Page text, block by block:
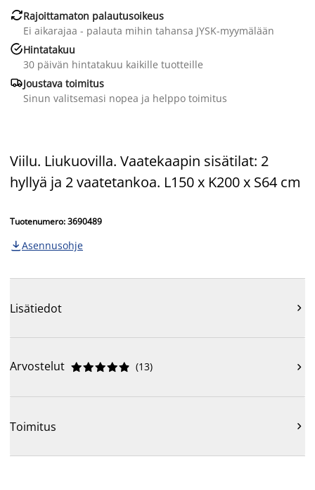
Rajoittamaton palautusoikeus
Ei aikarajaa - palauta mihin tahansa JYSK-myymälään
Hintatakuu
30 päivän hintatakuu kaikille tuotteille
Joustava toimitus
Sinun valitsemasi nopea ja helppo toimitus
Viilu. Liukuovilla. Vaatekaapin sisätilat: 2
hyllyä ja 2 vaatetankoa. L150 x K200 x S64 cm
Tuotenumero: 3690489
 Asennusohje
Lisätiedot 
Arvostelut 




 (13) 
Toimitus 